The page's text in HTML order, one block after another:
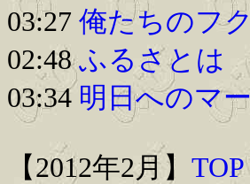
03:27 俺たちのフ
02:48ふるさとは
03:34 明日へのマ
【2012年2月】 TOP